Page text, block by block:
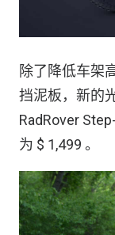
除了降低车架
挡泥板，新的
RadRover
为 $ 1,499 。